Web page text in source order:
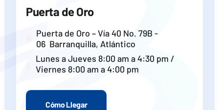
Puerta de Oro
Puerta de Oro – Vía 40 No. 79B -
06 Barranquilla, Atlántico
Lunes a Jueves 8:00 am a 4:30 pm /
Viernes 8:00 am a 4:00 pm
Cómo Llegar